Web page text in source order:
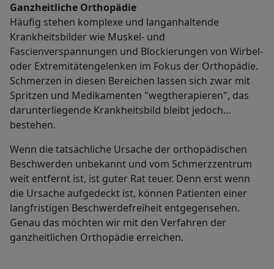
Ganzheitliche Orthopädie
Häufig stehen komplexe und langanhaltende
Krankheitsbilder wie Muskel- und
Fascienverspannungen und Blockierungen von Wirbel-
oder Extremitätengelenken im Fokus der Orthopädie.
Schmerzen in diesen Bereichen lassen sich zwar mit
Spritzen und Medikamenten "wegtherapieren", das
darunterliegende Krankheitsbild bleibt jedoch
bestehen.
Wenn die tatsächliche Ursache der orthopädischen
Beschwerden unbekannt und vom Schmerzzentrum
weit entfernt ist, ist guter Rat teuer. Denn erst wenn
die Ursache aufgedeckt ist, können Patienten einer
langfristigen Beschwerdefreiheit entgegensehen.
Genau das möchten wir mit den Verfahren der
ganzheitlichen Orthopädie erreichen.